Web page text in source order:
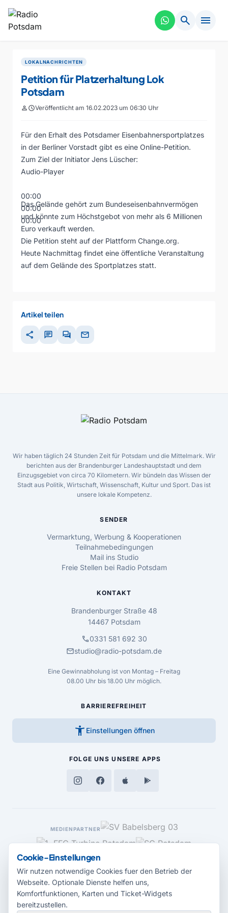
search menu
LOKALNACHRICHTEN
Petition für Platzerhaltung Lok
Potsdam
personscheduleVeröffentlicht am 16.02.2023 um 06:30 Uhr
Für den Erhalt des Potsdamer Eisenbahnersportplatzes
in der Berliner Vorstadt gibt es eine Online-Petition.
Zum Ziel der Initiator Jens Lüscher:
Audio-Player
00:00
00:00
00:00
Das Gelände gehört zum Bundeseisenbahnvermögen
und könnte zum Höchstgebot von mehr als 6 Millionen
Euro verkauft werden.
Die Petition steht auf der Plattform Change.org.
Heute Nachmittag findet eine öffentliche Veranstaltung
auf dem Gelände des Sportplatzes statt.
Artikel teilen
share chat forum mail
Wir haben täglich 24 Stunden Zeit für Potsdam und die Mittelmark. Wir
berichten aus der Brandenburger Landeshauptstadt und dem
Einzugsgebiet von circa 70 Kilometern. Wir bündeln das Wissen der
Stadt aus Politik, Wirtschaft, Wissenschaft, Kultur und Sport. Das ist
unsere lokale Kompetenz.
SENDER
Vermarktung, Werbung & Kooperationen
Teilnahmebedingungen
Mail ins Studio
Freie Stellen bei Radio Potsdam
KONTAKT
Brandenburger Straße 48
14467 Potsdam
call0331 581 692 30
mailstudio@radio-potsdam.de
Eine Gewinnabholung ist von Montag – Freitag
08.00 Uhr bis 18.00 Uhr möglich.
BARRIEREFREIHEIT
accessibility_new Einstellungen öffnen
FOLGE UNS UNSERE APPS
MEDIENPARTNER
Cookie-Einstellungen
Wir nutzen notwendige Cookies fuer den Betrieb der
Webseite. Optionale Dienste helfen uns,
Komfortfunktionen, Karten und Ticket-Widgets
bereitzustellen.